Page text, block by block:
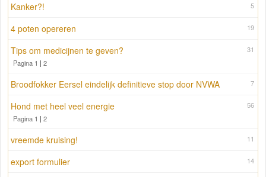
5
Kanker?!
19
4 poten opereren
31
Tips om medicijnen te geven?
Pagina 1 | 2
7
Broodfokker Eersel eindelijk definitieve stop door NVWA
56
Hond met heel veel energie
Pagina 1 | 2
11
vreemde kruising!
14
export formulier